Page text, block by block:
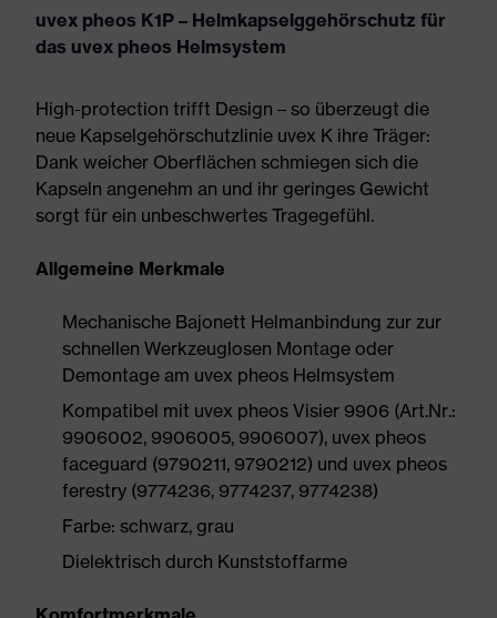
uvex pheos K1P – Helmkapselggehörschutz für
das uvex pheos Helmsystem
High-protection trifft Design – so überzeugt die
neue Kapselgehörschutzlinie uvex K ihre Träger:
Dank weicher Oberflächen schmiegen sich die
Kapseln angenehm an und ihr geringes Gewicht
sorgt für ein unbeschwertes Tragegefühl.
Allgemeine Merkmale
Mechanische Bajonett Helmanbindung zur zur
schnellen Werkzeuglosen Montage oder
Demontage am uvex pheos Helmsystem
Kompatibel mit uvex pheos Visier 9906 (Art.Nr.:
9906002, 9906005, 9906007), uvex pheos
faceguard (9790211, 9790212) und uvex pheos
ferestry (9774236, 9774237, 9774238)
Farbe: schwarz, grau
Dielektrisch durch Kunststoffarme